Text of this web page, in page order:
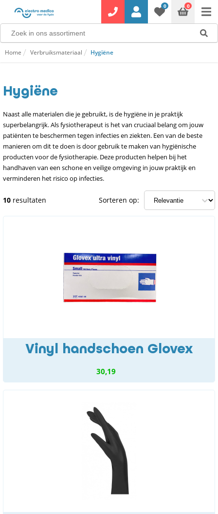
0 0
Home Verbruiksmateriaal Hygiëne
Hygiëne
Naast alle materialen die je gebruikt, is de hygiëne in je praktijk
superbelangrijk. Als fysiotherapeut is het van cruciaal belang om jouw
patiënten te beschermen tegen infecties en ziekten. Een van de beste
manieren om dit te doen is door gebruik te maken van hygiënische
producten voor de fysiotherapie. Deze producten helpen bij het
handhaven van een schone en veilige omgeving in jouw praktijk en
verminderen het risico op infecties.
10 resultaten Sorteren op:
Vinyl handschoen Glovex
30,19